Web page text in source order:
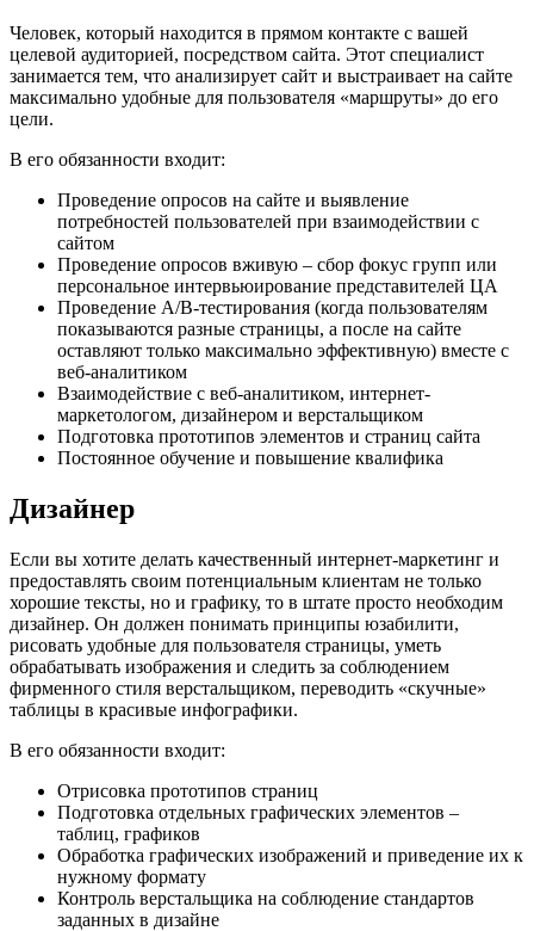
Человек, который находится в прямом контакте с вашей
целевой аудиторией, посредством сайта. Этот специалист
занимается тем, что анализирует сайт и выстраивает на сайте
максимально удобные для пользователя «маршруты» до его
цели.
В его обязанности входит:
Проведение опросов на сайте и выявление
потребностей пользователей при взаимодействии с
сайтом
Проведение опросов вживую – сбор фокус групп или
персональное интервьюирование представителей ЦА
Проведение A/B-тестирования (когда пользователям
показываются разные страницы, а после на сайте
оставляют только максимально эффективную) вместе с
веб-аналитиком
Взаимодействие с веб-аналитиком, интернет-
маркетологом, дизайнером и верстальщиком
Подготовка прототипов элементов и страниц сайта
Постоянное обучение и повышение квалифика
Дизайнер
Если вы хотите делать качественный интернет-маркетинг и
предоставлять своим потенциальным клиентам не только
хорошие тексты, но и графику, то в штате просто необходим
дизайнер. Он должен понимать принципы юзабилити,
рисовать удобные для пользователя страницы, уметь
обрабатывать изображения и следить за соблюдением
фирменного стиля верстальщиком, переводить «скучные»
таблицы в красивые инфографики.
В его обязанности входит:
Отрисовка прототипов страниц
Подготовка отдельных графических элементов –
таблиц, графиков
Обработка графических изображений и приведение их к
нужному формату
Контроль верстальщика на соблюдение стандартов
заданных в дизайне